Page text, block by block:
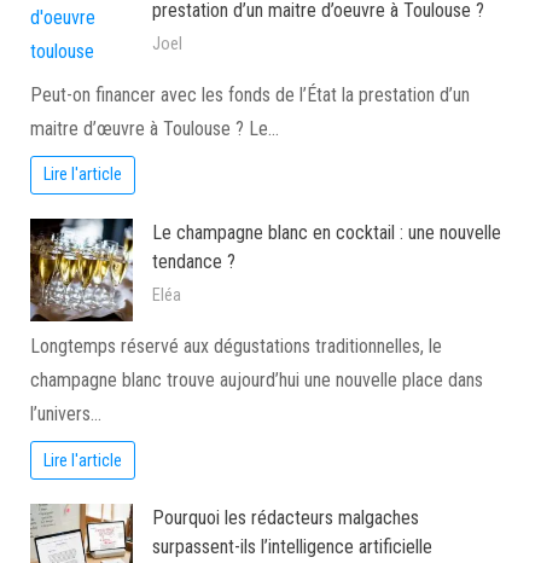
prestation d’un maitre d’oeuvre à Toulouse ?
Joel
Peut-on financer avec les fonds de l’État la prestation d’un
maitre d’œuvre à Toulouse ? Le…
Lire l'article
Le champagne blanc en cocktail : une nouvelle
tendance ?
Eléa
Longtemps réservé aux dégustations traditionnelles, le
champagne blanc trouve aujourd’hui une nouvelle place dans
l’univers…
Lire l'article
Pourquoi les rédacteurs malgaches
surpassent-ils l’intelligence artificielle